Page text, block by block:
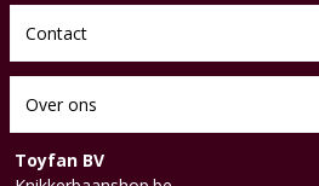
Contact
Over ons
Toyfan BV